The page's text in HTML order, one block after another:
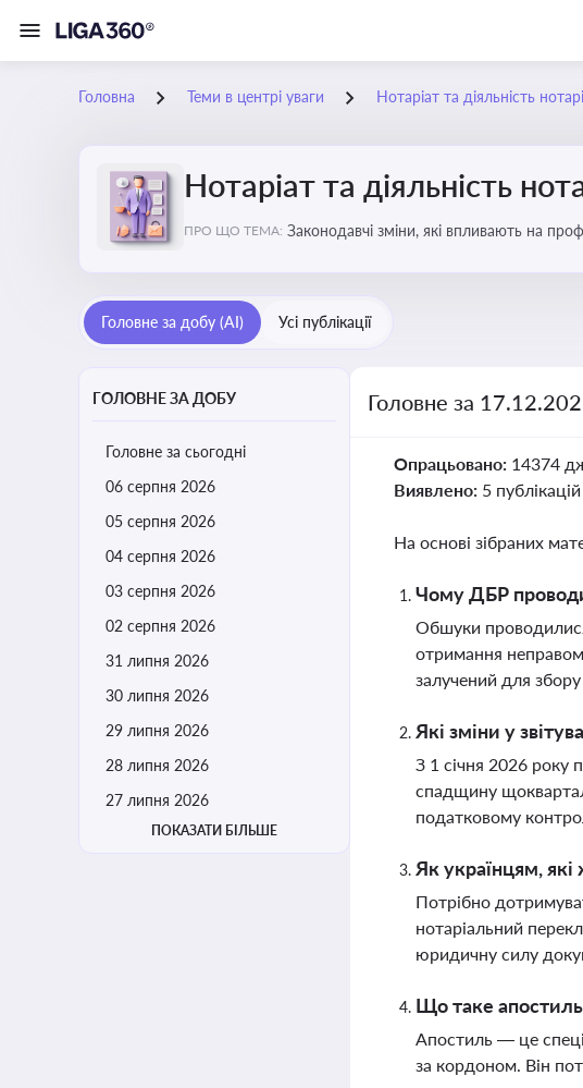
Головна Теми в центрі уваги Нотаріат та діяльність
Нотаріат та діяльність
ПРО ЩО ТЕМА: Законодавчі зміни, які впливають на
Головне за добу (AI) Усі публікації
ГОЛОВНЕ ЗА ДОБУ
Головне за сьогодні
06 серпня 2026
05 серпня 2026
04 серпня 2026
03 серпня 2026
02 серпня 2026
31 липня 2026
30 липня 2026
29 липня 2026
28 липня 2026
27 липня 2026
ПОКАЗАТИ БІЛЬШЕ
Головне за
Опрацьовано: 14374
Виявлено: 5
На основі зібраних
Чому ДБР
Обшуки
отримання
залучений для збору
Які зміни у
З 1 січня 2026 року
спадщину
податковому
Як українцям,
Потрібно
нотаріальний
юридичну силу
Що таке апостиль
Апостиль — це
за кордоном. Він